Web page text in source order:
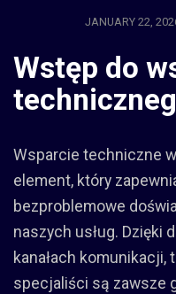
JANUARY 22,
Wstęp do
Wsparcie techniczne
element, który
bezproblemowe
naszych usług. Dzięki
kanałach komunikacji,
specjaliści są zawsze